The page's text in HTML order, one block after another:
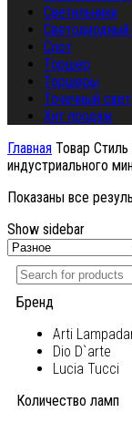
Светильники
Светодиодный
Спот
Торшер
Торшеры
Точечный свет
Хит продаж
Главная Товар Стиль
индустриального
Показаны все
Show sidebar
Бренд
Arti
Dio D`arte
Lucia Tucci
Количество ламп